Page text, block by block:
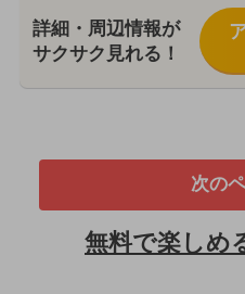
詳細・周辺情報が
サクサク見れる！
次の
無料で楽しめ